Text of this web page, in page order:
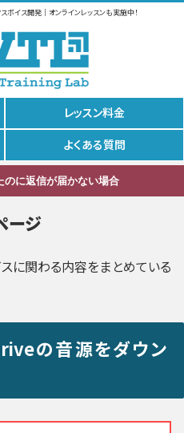
ボイス開発｜オンラインレッスンも実施中！
レッスン料金
よくある質問
のに返信が届かない場合
ージ
に関わる内容をまとめている
の音源をダウン